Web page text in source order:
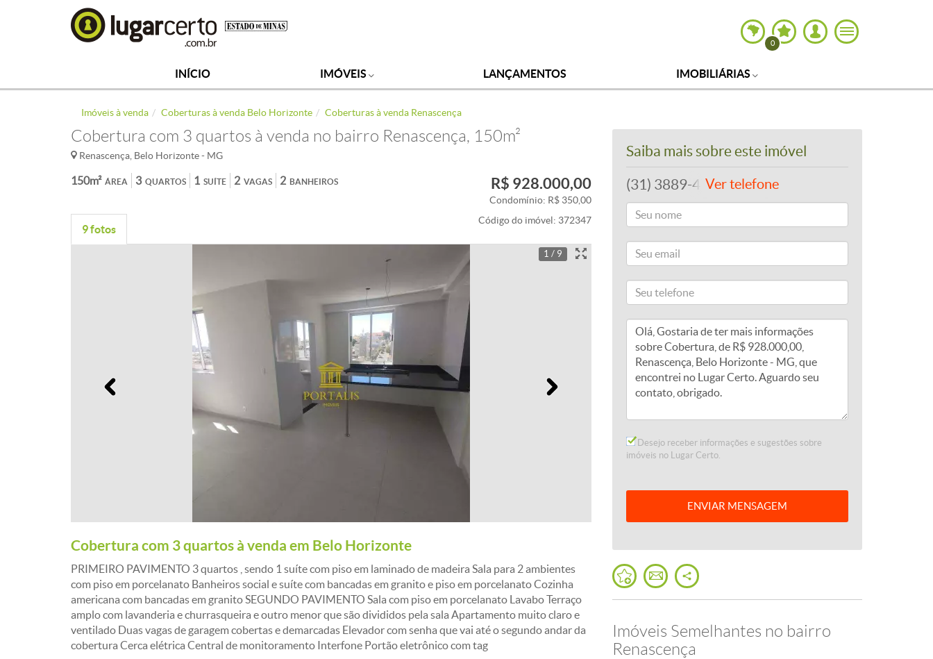
0
INÍCIO IMÓVEIS LANÇAMENTOS IMOBILIÁRIAS
Imóveis à venda Coberturas à venda Belo Horizonte Coberturas à venda Renascença
Cobertura com 3 quartos à venda no bairro Renascença, 150m²
Renascença, Belo Horizonte - MG
ÁREA
150m² QUARTOS
3 SUÍTE
1 VAGAS
2 BANHEIROS
2 R$ 928.000,00
Condomínio: R$ 350,00
9 fotos
Código do imóvel: 372347
1 / 9
Cobertura com 3 quartos à venda em Belo Horizonte
PRIMEIRO PAVIMENTO 3 quartos , sendo 1 suíte com piso em laminado de madeira Sala para 2 ambientes
com piso em porcelanato Banheiros social e suíte com bancadas em granito e piso em porcelanato Cozinha
americana com bancadas em granito SEGUNDO PAVIMENTO Sala com piso em porcelanato Lavabo Terraço
amplo com lavanderia e churrasqueira e outro menor que são divididos pela sala Apartamento muito claro e
ventilado Duas vagas de garagem cobertas e demarcadas Elevador com senha que vai até o segundo andar da
cobertura Cerca elétrica Central de monitoramento Interfone Portão eletrônico com tag
Saiba mais sobre este imóvel
(31) 3889-4765Ver telefone
Desejo receber informações e sugestões sobre
imóveis no Lugar Certo.
ENVIAR MENSAGEM
Imóveis Semelhantes no bairro
Renascença